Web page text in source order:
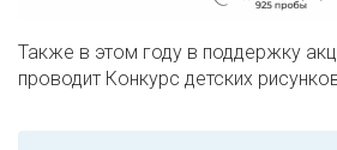
Также в этом году в поддержку
проводит Конкурс детских